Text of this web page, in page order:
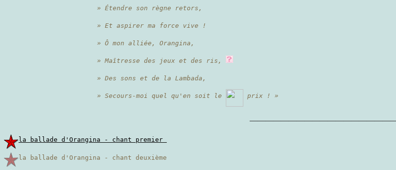
» Étendre son règne retors,
» Et aspirer ma force vive !
» Ô mon alliée, Orangina,
» Maîtresse des jeux et des ris,
» Des sons et de la Lambada,
» Secours-moi quel qu'en soit le prix ! »
la ballade d'Orangina - chant premier
la ballade d'Orangina - chant deuxième